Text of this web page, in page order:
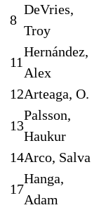
8
DeVries,
Troy
11
Hernández,
Alex
12Arteaga, O.
13
Palsson,
Haukur
14Arco, Salva
17
Hanga,
Adam